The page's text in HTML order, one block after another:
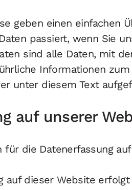
geben einen einfachen
passiert, wenn Sie
sind alle Daten, mit
Informationen
unter diesem Text
auf unserer
die Datenerfassung
auf dieser Website